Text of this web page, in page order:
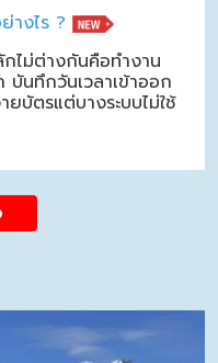
างไร ?
ไม่ต่างกันคือทำงาน
นทึกวันเวลาเข้าออก
บัตรแต่บางระบบไม่ใช้